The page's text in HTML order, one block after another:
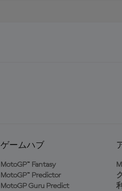
ゲームハブ
MotoGP™ Fantasy
MotoGP™ Predictor
MotoGP Guru Predict